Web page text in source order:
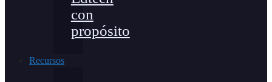
con
propósito
Recursos